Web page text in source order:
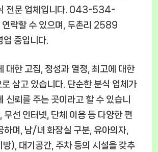
전문 업체입니다. 043-534-
락할 수 있으며, 두촌리 2589
중입니다.
대한 고집, 정성과 열정, 최고에 대한
삼고 있습니다. 단순한 분식 업체가
신뢰를 주는 곳이라고 할 수 있습니
무선 인터넷, 단체 이용 등 다양한 편
하며, 남/녀 화장실 구분, 유아의자,
방), 대기공간, 주차 등의 시설을 갖추